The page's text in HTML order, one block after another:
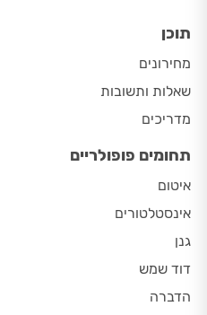
תוכן
מחירונים
שאלות ותשובות
מדריכים
תחומים פופולריים
איטום
אינסטלטורים
גנן
דוד שמש
הדברה